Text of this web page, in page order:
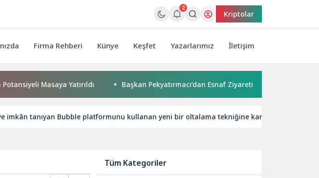
2
Kriptolar
Firma Rehberi Künye Keşfet Yazarlarımız İletişim
Masaya Yatırıldı Başkan Pekyatırmacı’dan Esnaf Ziyareti Çocuklar boyadı, bir
imkân tanıyan Bubble platformunu kullanan yeni bir oltalama tekniğine karşı uyarıyor
Tüm Kategoriler